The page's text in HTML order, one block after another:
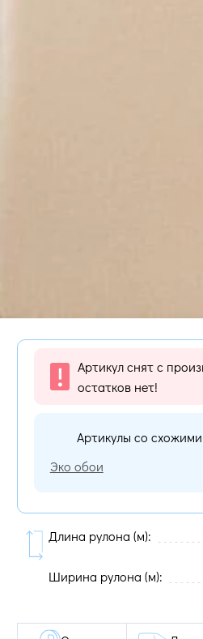
Артикул снят с
остатков нет!
Артикулы со
Эко обои
Длина рулона (м):
Ширина рулона (м):